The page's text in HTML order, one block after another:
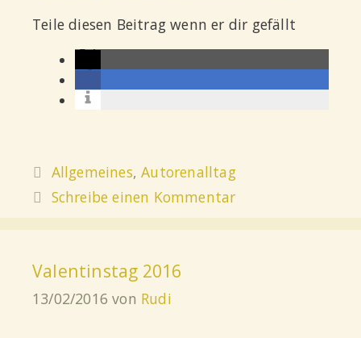
Teile diesen Beitrag wenn er dir gefällt
Allgemeines,Autorenalltag
Schreibe einen Kommentar
Valentinstag 2016
13/02/2016 von Rudi